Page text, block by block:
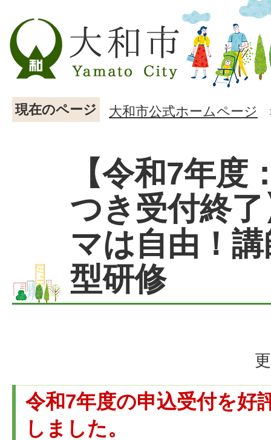
現在のページ 大和市公式ホームページ
【令和7年度
つき受付終
マは自由！
型研修
令和7年度の申込受付を好
しました。